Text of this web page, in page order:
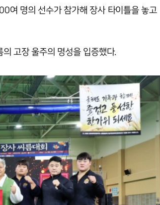
여 명의 선수가 참가해 장사 타이틀을 놓고
고장 울주의 명성을 입증했다.